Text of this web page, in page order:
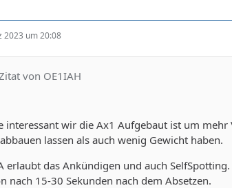
2023 um 20:08
von OE1IAH
interessant wir die Ax1 Aufgebaut ist um
lassen als auch wenig Gewicht haben.
erlaubt das Ankündigen und auch
nach 15-30 Sekunden nach dem Absetzen.